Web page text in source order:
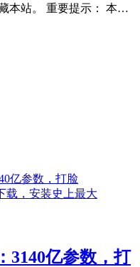
本站。 重要提示： 本站
能奢望太多。 为防止失
藏本站及备用站点。 常
己的网络环境（本地连
3140亿参数，打